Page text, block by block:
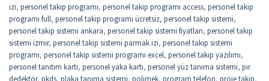
izi, personel takip programı, personel takip programı access, personel takip
programı full, personel takip programı ücretsiz, personel takip sistemi,
personel takip sistemi ankara, personel takip sistemi fiyatları, personel takip
sistemi izmir, personel takip sistemi parmak izi, personel takip sistemi
programı, personel takip sistemi programı excel, personel takip yazılımı,
personel tanıtım kartı, personel yaka kartı, personel yüz tanıma sistemi, pır
dedektör, pkds, plaka tanıma sistemi, polimek, program telefon, proje takip,